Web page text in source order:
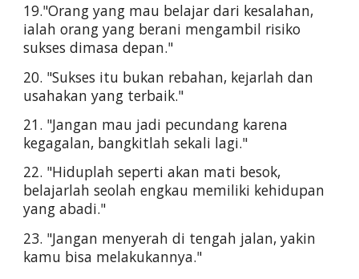
19."Orang yang mau belajar dari kesalahan,
ialah orang yang berani mengambil risiko
sukses dimasa depan."
20. "Sukses itu bukan rebahan, kejarlah dan
usahakan yang terbaik."
21. "Jangan mau jadi pecundang karena
kegagalan, bangkitlah sekali lagi."
22. "Hiduplah seperti akan mati besok,
belajarlah seolah engkau memiliki kehidupan
yang abadi."
23. "Jangan menyerah di tengah jalan, yakin
kamu bisa melakukannya."